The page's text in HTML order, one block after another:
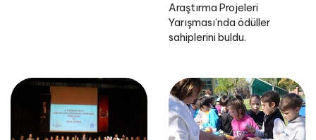
Araştırma Projeleri
Yarışması’nda ödüller
sahiplerini buldu.